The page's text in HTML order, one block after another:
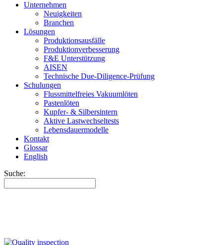
Unternehmen
Neuigkeiten
Branchen
Lösungen
Produktionsausfälle
Produktionverbesserung
F&E Unterstützung
AISEN
Technische Due-Diligence-Prüfung
Schulungen
Flussmittelfreies Vakuumlöten
Pastenlöten
Kupfer- & Silbersintern
Aktive Lastwechseltests
Lebensdauermodelle
Kontakt
Glossar
English
Suche: